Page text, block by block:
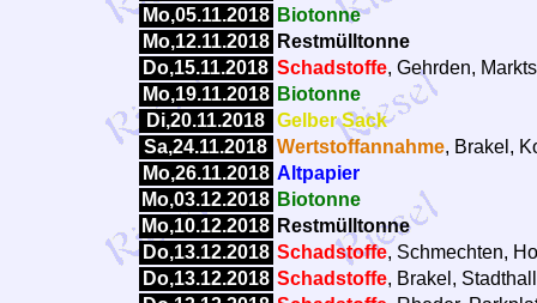
Mo,05.11.2018 Biotonne
Mo,12.11.2018 Restmülltonne
Do,15.11.2018 Schadstoffe, Gehrden,
Mo,19.11.2018 Biotonne
Di,20.11.2018 Gelber Sack
Sa,24.11.2018 Wertstoffannahme, Brakel,
Mo,26.11.2018 Altpapier
Mo,03.12.2018 Biotonne
Mo,10.12.2018 Restmülltonne
Do,13.12.2018 Schadstoffe, Schmechten,
Do,13.12.2018 Schadstoffe, Brakel,